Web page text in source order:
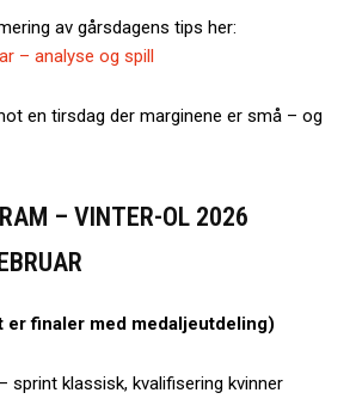
av gårsdagens tips her:
– analyse og spill
en tirsdag der marginene er små – og
– VINTER-OL 2026
finaler med medaljeutdeling)
sprint klassisk, kvalifisering kvinner